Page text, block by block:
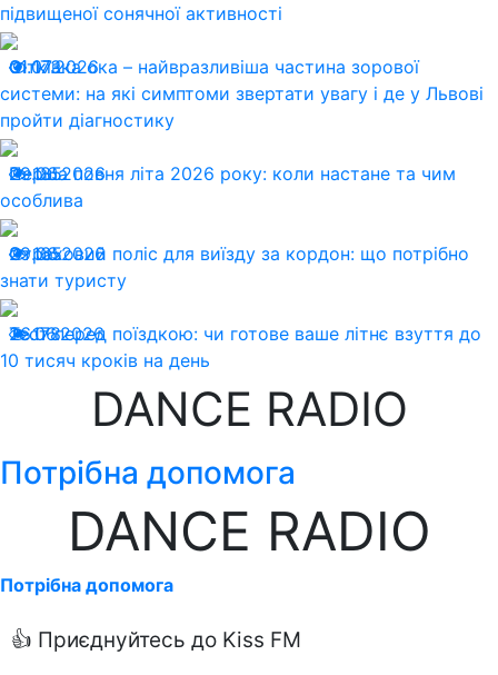
підвищеної сонячної активності
01.07.2026
173
Сітківка ока – найвразливіша частина зорової
системи: на які симптоми звертати увагу і де у Львові
пройти діагностику
29.06.2026
185
Перша повня літа 2026 року: коли настане та чим
особлива
29.06.2026
165
Страховий поліс для виїзду за кордон: що потрібно
знати туристу
26.06.2026
178
Тест перед поїздкою: чи готове ваше літнє взуття до
10 тисяч кроків на день
DANCE RADIO
Потрібна допомога
DANCE RADIO
Потрібна допомога
👍 Приєднуйтесь до Kiss FM